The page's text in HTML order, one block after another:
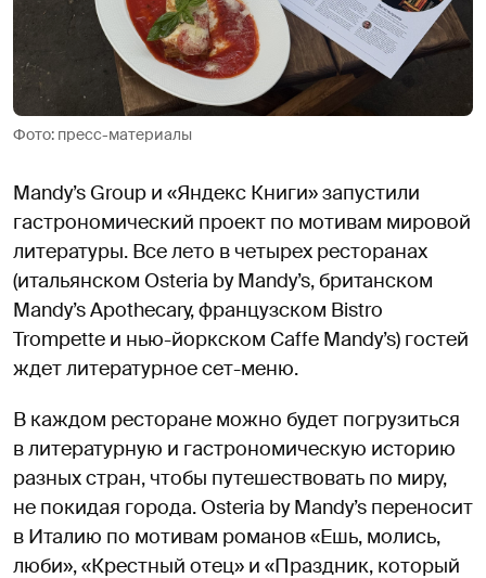
Фото: пресс-материалы
Mandy’s Group и «Яндекс Книги» запустили
гастрономический проект по мотивам мировой
литературы. Все лето в четырех ресторанах
(итальянском Osteria by Mandy’s, британском
Mandy’s Apothecary, французском Bistro
Trompette и нью-йоркском Caffe Mandy’s) гостей
ждет литературное сет-меню.
В каждом ресторане можно будет погрузиться
в литературную и гастрономическую историю
разных стран, чтобы путешествовать по миру,
не покидая города. Osteria by Mandy’s переносит
в Италию по мотивам романов «Ешь, молись,
люби», «Крестный отец» и «Праздник, который